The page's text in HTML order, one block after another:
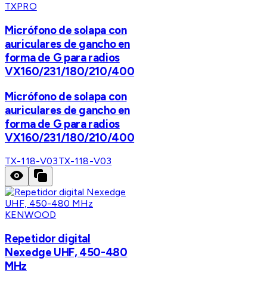
TXPRO
Micrófono de solapa con
auriculares de gancho en
forma de G para radios
VX160/231/180/210/400
Micrófono de solapa con
auriculares de gancho en
forma de G para radios
VX160/231/180/210/400
TX-118-V03TX-118-V03
KENWOOD
Repetidor digital
Nexedge UHF, 450-480
MHz